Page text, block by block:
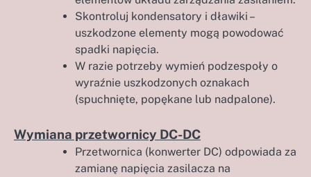
Skontroluj kondensatory i dławiki –
uszkodzone elementy mogą powodować
spadki napięcia.
W razie potrzeby wymień podzespoły o
wyraźnie uszkodzonych oznakach
(spuchnięte, popękane lub nadpalone).
Wymiana przetwornicy DC-DC
Przetwornica (konwerter DC) odpowiada za
zamianę napięcia zasilacza na